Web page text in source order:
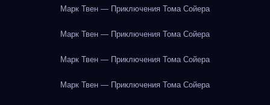
Марк Твен — Приключения Тома Сойера
Марк Твен — Приключения Тома Сойера
Марк Твен — Приключения Тома Сойера
Марк Твен — Приключения Тома Сойера